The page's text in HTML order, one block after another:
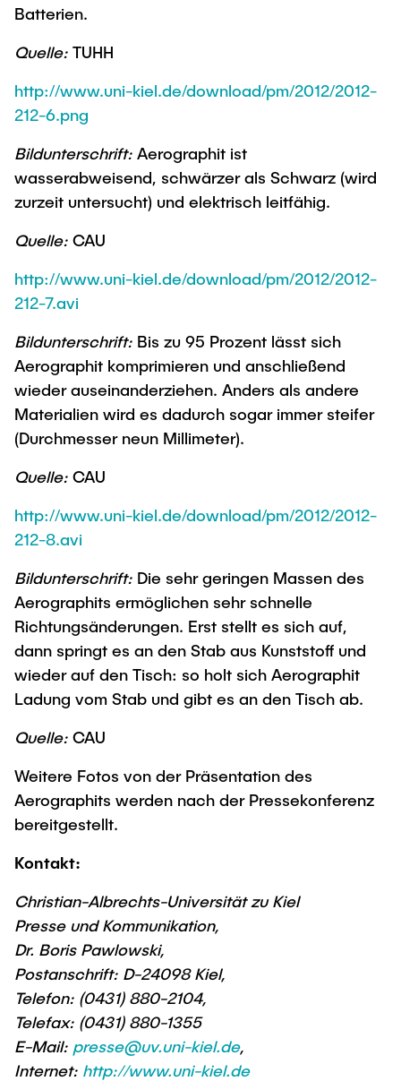
Batterien.
Quelle: TUHH
http://www.uni-kiel.de/download/pm/2012/2012-
212-6.png
Bildunterschrift: Aerographit ist
wasserabweisend, schwärzer als Schwarz (wird
zurzeit untersucht) und elektrisch leitfähig.
Quelle: CAU
http://www.uni-kiel.de/download/pm/2012/2012-
212-7.avi
Bildunterschrift: Bis zu 95 Prozent lässt sich
Aerographit komprimieren und anschließend
wieder auseinanderziehen. Anders als andere
Materialien wird es dadurch sogar immer steifer
(Durchmesser neun Millimeter).
Quelle: CAU
http://www.uni-kiel.de/download/pm/2012/2012-
212-8.avi
Bildunterschrift: Die sehr geringen Massen des
Aerographits ermöglichen sehr schnelle
Richtungsänderungen. Erst stellt es sich auf,
dann springt es an den Stab aus Kunststoff und
wieder auf den Tisch: so holt sich Aerographit
Ladung vom Stab und gibt es an den Tisch ab.
Quelle: CAU
Weitere Fotos von der Präsentation des
Aerographits werden nach der Pressekonferenz
bereitgestellt.
Kontakt:
Christian-Albrechts-Universität zu Kiel
Presse und Kommunikation,
Dr. Boris Pawlowski,
Postanschrift: D-24098 Kiel,
Telefon: (0431) 880-2104,
Telefax: (0431) 880-1355
E-Mail: presse@uv.uni-kiel.de,
Internet: http://www.uni-kiel.de